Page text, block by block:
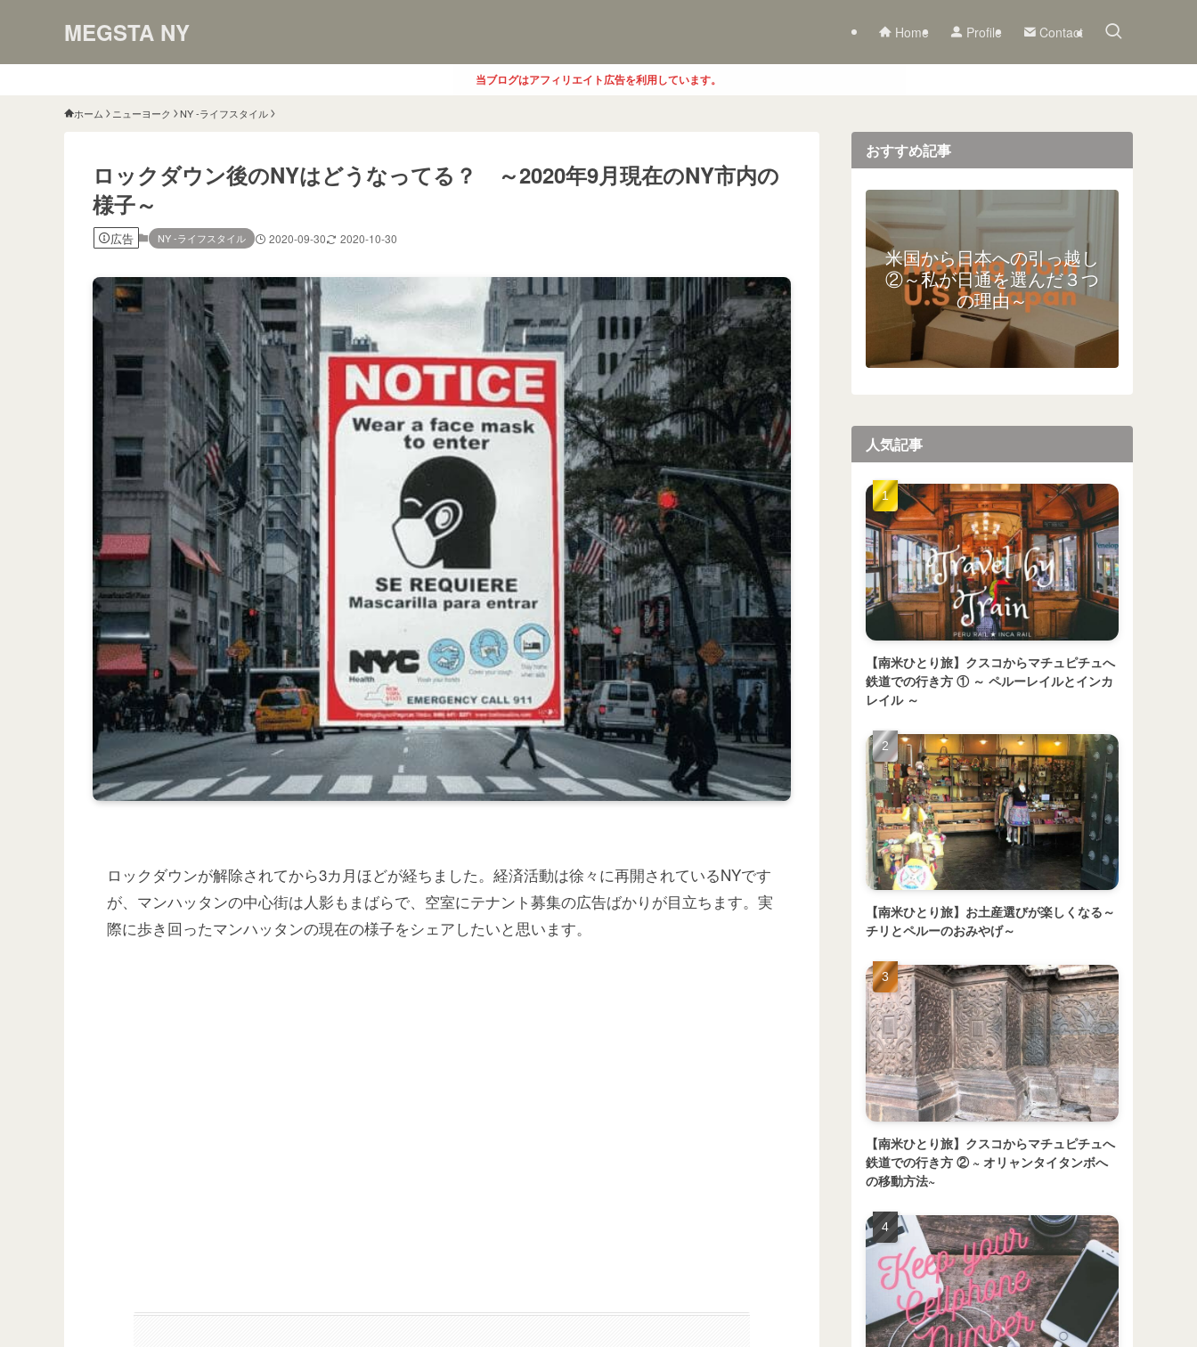
MEGSTA NY Home Profile Contact
当ブログはアフィリエイト広告を利用しています。
ホーム ニューヨーク NY -ライフスタイル
ロックダウン後のNYはどうなってる？ ～2020年9月現在のNY市内の
様子～
広告 NY -ライフスタイル 2020-09-30 2020-10-30
ロックダウンが解除されてから3カ月ほどが経ちました。経済活動は徐々に再開されているNYです
が、マンハッタンの中心街は人影もまばらで、空室にテナント募集の広告ばかりが目立ちます。実
際に歩き回ったマンハッタンの現在の様子をシェアしたいと思います。
おすすめ記事
米国から日本への引っ越し
②～私が日通を選んだ３つ
の理由～
人気記事
【南米ひとり旅】クスコからマチュピチュへ
鉄道での行き方 ① ～ ペルーレイルとインカ
レイル ～
【南米ひとり旅】お土産選びが楽しくなる～
チリとペルーのおみやげ～
【南米ひとり旅】クスコからマチュピチュへ
鉄道での行き方 ② ~ オリャンタイタンボへ
の移動方法~